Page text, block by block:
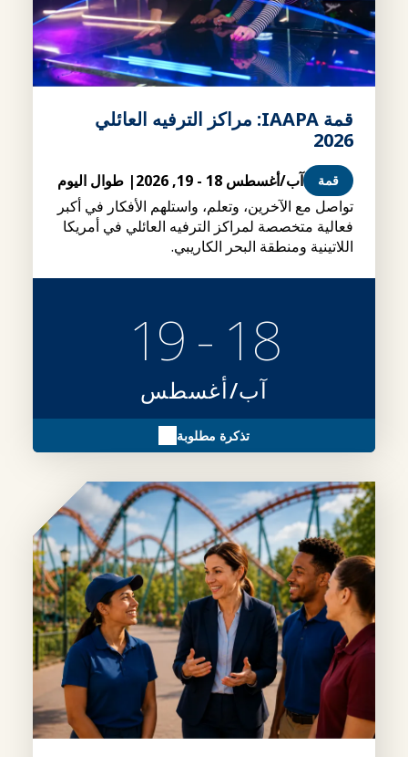
قمة IAAPA: مراكز الترفيه العائلي
2026
قمة آب/أغسطس 18 - 19, 2026
| طوال اليوم
تواصل مع الآخرين، وتعلم، واستلهم الأفكار في أكبر
فعالية متخصصة لمراكز الترفيه العائلي في أمريكا
اللاتينية ومنطقة البحر الكاريبي.
18 - 19
آب/أغسطس
تذكرة مطلوبة